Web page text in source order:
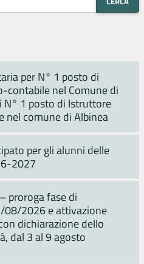
per N° 1 posto di
nel Comune di
N° 1 posto di Istruttore
comune di Albinea
per gli alunni delle
2027
proroga fase di
2026 e attivazione
dichiarazione dello
dal 3 al 9 agosto